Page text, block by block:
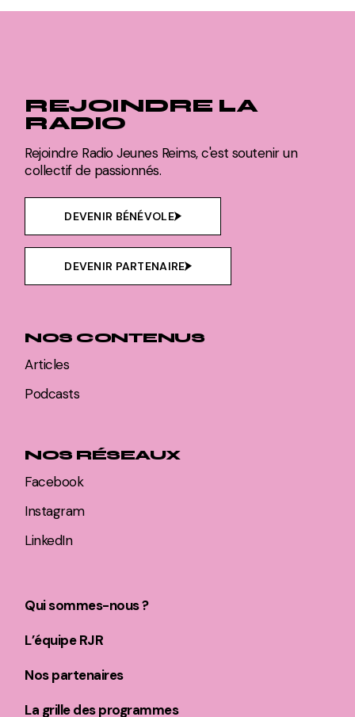
REJOINDRE LA
RADIO
Rejoindre Radio Jeunes Reims, c'est soutenir un
collectif de passionnés.
DEVENIR BÉNÉVOLE
DEVENIR PARTENAIRE
NOS CONTENUS
Articles
Podcasts
NOS RÉSEAUX
Facebook
Instagram
LinkedIn
Qui sommes-nous ?
L’équipe RJR
Nos partenaires
La grille des programmes